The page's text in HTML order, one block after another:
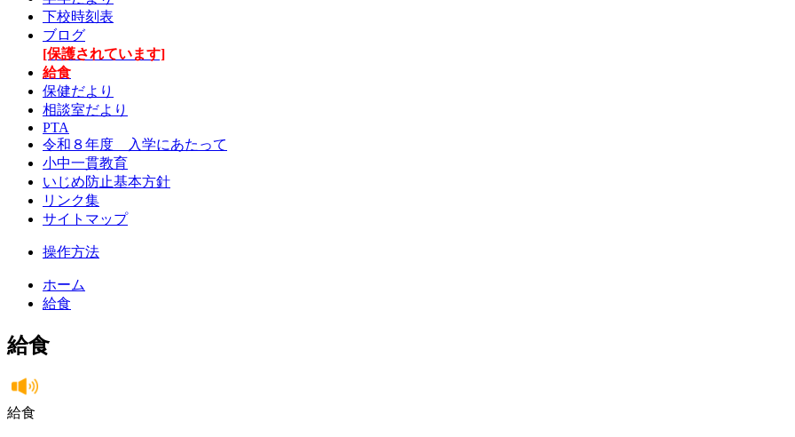
下校時刻表
ブログ
[保護されています]
給食
保健だより
相談室だより
PTA
令和８年度 入学にあたって
小中一貫教育
いじめ防止基本方針
リンク集
サイトマップ
操作方法
ホーム
給食
給食
給食